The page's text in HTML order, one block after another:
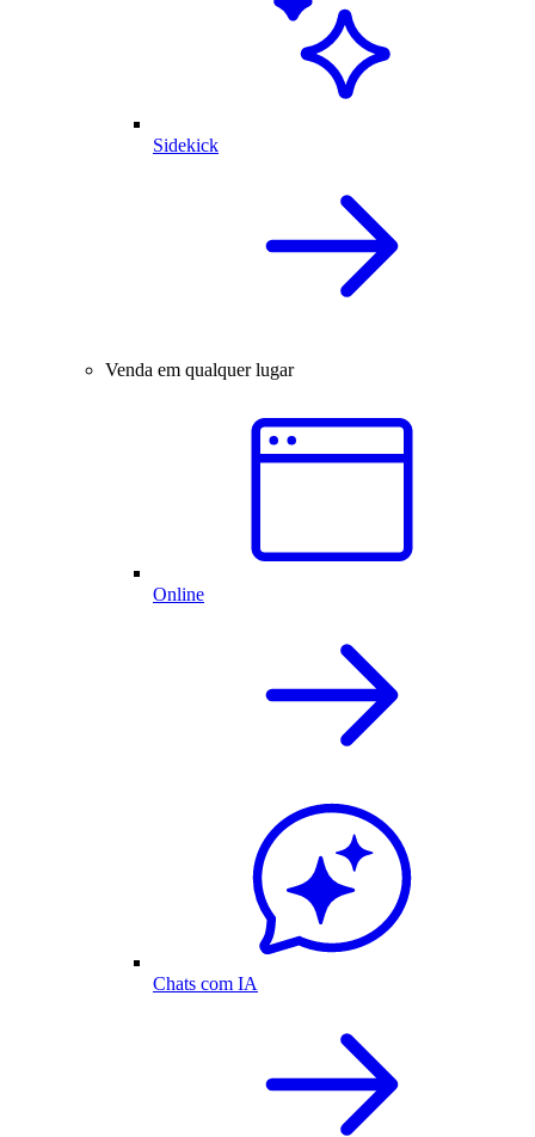
Sidekick
Venda em qualquer lugar
Online
Chats com IA